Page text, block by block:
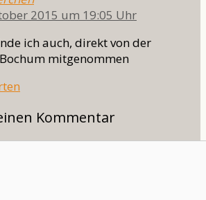
2015 um 19:05 Uhr
ich auch, direkt von der
Bochum mitgenommen
Kommentar